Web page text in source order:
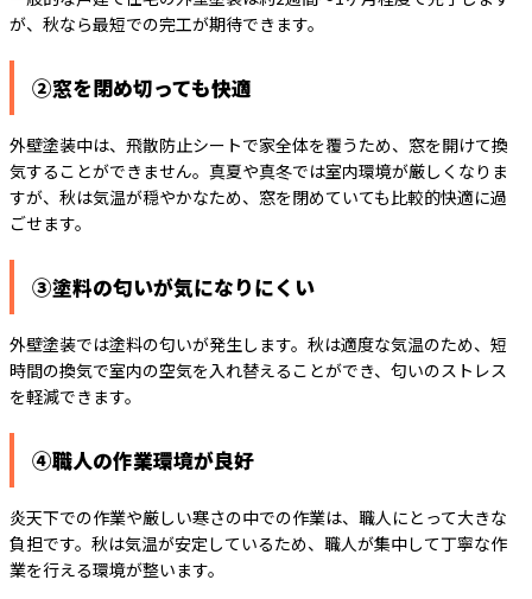
が、秋なら最短での完工が期待できます。
②窓を閉め切っても快適
外壁塗装中は、飛散防止シートで家全体を覆うため、窓を開けて換
気することができません。真夏や真冬では室内環境が厳しくなりま
すが、秋は気温が穏やかなため、窓を閉めていても比較的快適に過
ごせます。
③塗料の匂いが気になりにくい
外壁塗装では塗料の匂いが発生します。秋は適度な気温のため、短
時間の換気で室内の空気を入れ替えることができ、匂いのストレス
を軽減できます。
④職人の作業環境が良好
炎天下での作業や厳しい寒さの中での作業は、職人にとって大きな
負担です。秋は気温が安定しているため、職人が集中して丁寧な作
業を行える環境が整います。